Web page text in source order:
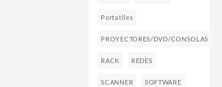
Portatiles
PROYECTORES/DVD/CONSOLAS
RACK REDES
SCANNER SOFTWARE